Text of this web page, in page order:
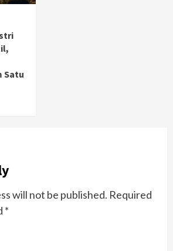
Satu
will not be published. Required
*